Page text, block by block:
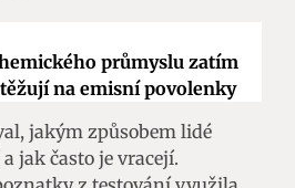
průmyslu zatím
na emisní povolenky
jakým způsobem lidé
jak často je vracejí.